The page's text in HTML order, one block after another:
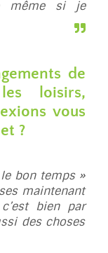
même si je
de
loisirs,
vous
?
bon temps »
maintenant
bien par
des choses